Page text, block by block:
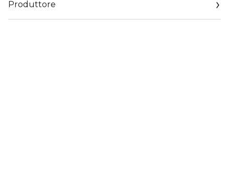
radioso e volumizzato in qualsiasi momento e ovunque tu
Produttore